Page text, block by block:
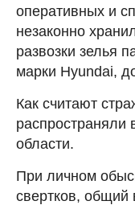
оперативных и
незаконно
развозки зелья
марки Hyundai,
Как считают
распространяли
области.
При личном
свертков, общий